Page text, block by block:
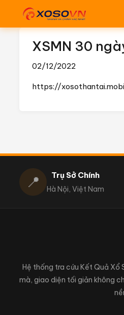
XSMN 30
02/12/2022
https://
📍 Trụ Sở Chính
Hà Nội, Việt Nam
Hệ thống tra cứu Kết Quả Xổ
mà, giao diện tối giản không